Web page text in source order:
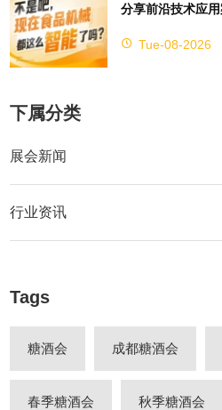
Tue-08-2026
下属分类
展会新闻
行业资讯
Tags
糖酒会 成都糖酒会
春季糖酒会 秋季糖酒会